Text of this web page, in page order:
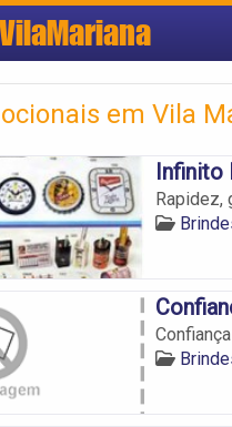
VilaMariana
em Vila
Infinito
Rapidez,